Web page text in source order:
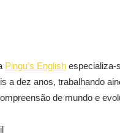
Pingu’s English especializa-
a dez anos, trabalhando
de mundo e